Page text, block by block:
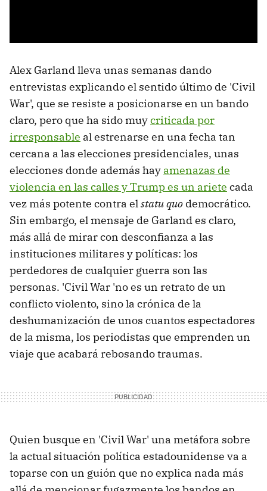
Alex Garland lleva unas semanas dando
entrevistas explicando el sentido último de 'Civil
War', que se resiste a posicionarse en un bando
claro, pero que ha sido muycriticada por
irresponsable al estrenarse en una fecha tan
cercana a las elecciones presidenciales, unas
elecciones donde además hay amenazas de
violencia en las calles y Trump es un ariete cada
vez más potente contra elstatu quo democrático.
Sin embargo, el mensaje de Garland es claro,
más allá de mirar con desconfianza a las
instituciones militares y políticas: los
perdedores de cualquier guerra son las
personas. 'Civil War 'no es un retrato de un
conflicto violento, sino la crónica de la
deshumanización de unos cuantos espectadores
de la misma, los periodistas que emprenden un
viaje que acabará rebosando traumas.
Quien busque en 'Civil War' una metáfora sobre
la actual situación política estadounidense va a
toparse con un guión que no explica nada más